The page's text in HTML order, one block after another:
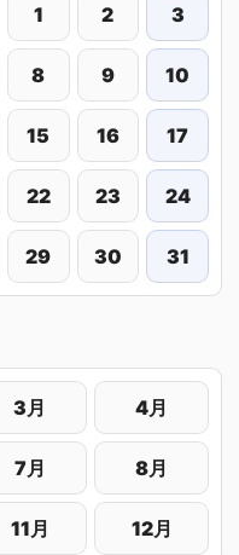
1 2 3
8 9 10
15 16 17
22 23 24
29 30 31
3月 4月
7月 8月
11月 12月